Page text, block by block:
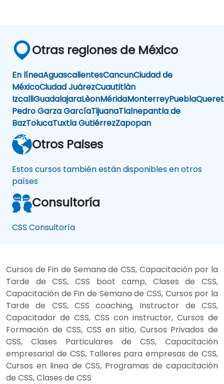
Otras regiones de México
En líneaAguascalientesCancunCiudad de
MéxicoCiudad JuárezCuautitlàn
IzcalliGuadalajaraLèonMéridaMonterreyPuebla
Pedro Garza GarcíaTijuanaTlalnepantla de
BazTolucaTuxtla GutiérrezZapopan
Otros Paises
Estos cursos también están disponibles en otros
países
Consultoría
CSS Consultoría
Cursos de Fin de Semana de CSS, Capacitación por la
Tarde de CSS, CSS boot camp, Clases de CSS,
Capacitación de Fin de Semana de CSS, Cursos por la
Tarde de CSS, CSS coaching, Instructor de CSS,
Capacitador de CSS, CSS con instructor, Cursos de
Formación de CSS, CSS en sitio, Cursos Privados de
CSS, Clases Particulares de CSS, Capacitación
empresarial de CSS, Talleres para empresas de CSS,
Cursos en linea de CSS, Programas de capacitación
de CSS, Clases de CSS